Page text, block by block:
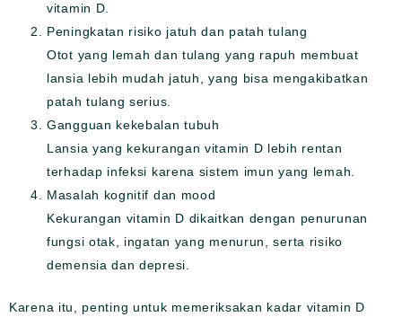
vitamin D.
Peningkatan risiko jatuh dan patah tulang
Otot yang lemah dan tulang yang rapuh membuat
lansia lebih mudah jatuh, yang bisa mengakibatkan
patah tulang serius.
Gangguan kekebalan tubuh
Lansia yang kekurangan vitamin D lebih rentan
terhadap infeksi karena sistem imun yang lemah.
Masalah kognitif dan mood
Kekurangan vitamin D dikaitkan dengan penurunan
fungsi otak, ingatan yang menurun, serta risiko
demensia dan depresi.
Karena itu, penting untuk memeriksakan kadar vitamin D